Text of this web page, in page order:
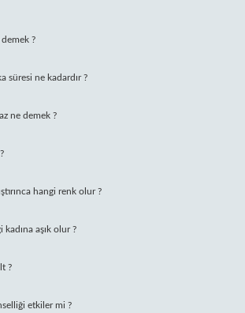
demek ?
süresi ne kadardır ?
ne demek ?
hangi renk olur ?
aşık olur ?
?
etkiler mi ?